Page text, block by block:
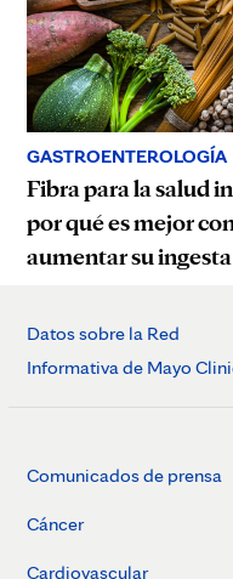
GASTROENTEROLOGÍA
Fibra para la salud
por qué es mejor
aumentar su
Datos sobre la Red
Informativa de Mayo
Comunicados de prensa
Cáncer
Cardiovascular